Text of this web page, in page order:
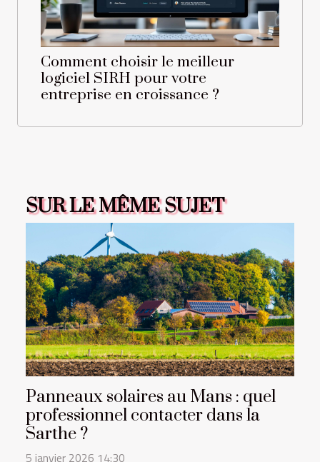
Comment choisir le meilleur
logiciel SIRH pour votre
entreprise en croissance ?
SUR LE MÊME SUJET
Panneaux solaires au Mans : quel
professionnel contacter dans la
Sarthe ?
5 janvier 2026 14:30